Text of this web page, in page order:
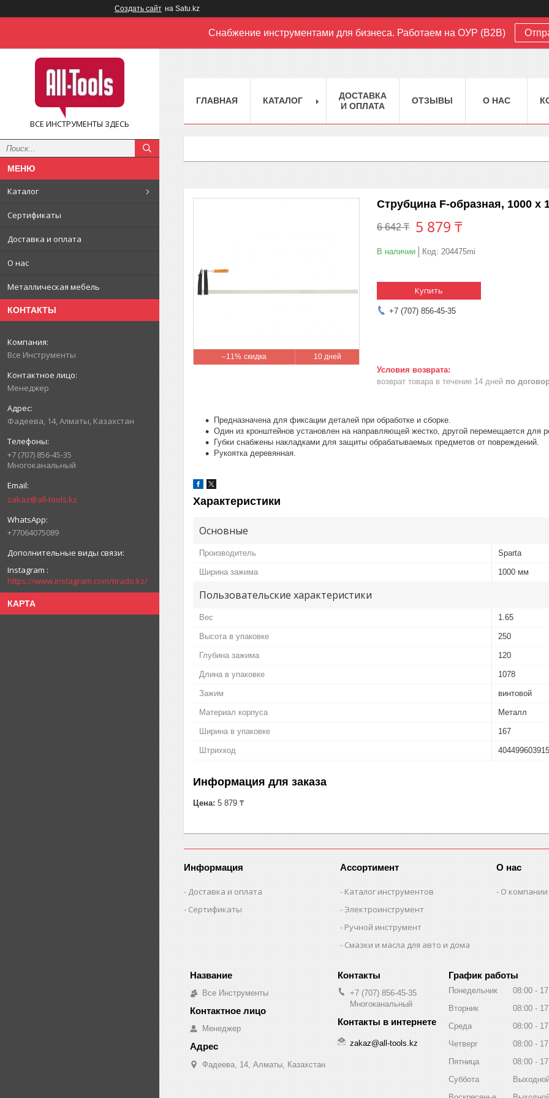
Создать сайт на Satu.kz
Снабжение инструментами для бизнеса. Работаем на ОУР (B2B)
ВСЕ ИНСТРУМЕНТЫ ЗДЕСЬ
Каталог
Сертификаты
Доставка и оплата
О нас
Металлическая мебель
КОНТАКТЫ
Все Инструменты
Менеджер
Фадеева, 14, Алматы, Казахстан
+7 (707) 856-45-35
Многоканальный
zakaz@all-tools.kz
+77064075089
Instagram
https://www.instagram.com/tirado.kz/
КАРТА
ГЛАВНАЯ КАТАЛОГ
ДОСТАВКА
И ОПЛАТА
ОТЗЫВЫ О НАС
–11% 10 дней
Струбцина F-образная, 1000 х
6 642 ₸ 5 879 ₸
В наличии Код: 204475mi
Купить
+7 (707) 856-45-35
возврат товара в течение 14 дней по
Предназначена для фиксации деталей при обработке и сборке.
Один из кронштейнов установлен на направляющей жестко, другой перемещается для
Губки снабжены накладками для защиты обрабатываемых предметов от повреждений.
Рукоятка деревянная.
Характеристики
Основные
Производитель Sparta
Ширина зажима 1000 мм
Пользовательские характеристики
Вес 1.65
Высота в упаковке 250
Глубина зажима 120
Длина в упаковке 1078
Зажим винтовой
Материал корпуса Металл
Ширина в упаковке 167
Штрихкод
Информация для заказа
Цена: 5 879 ₸
Информация
Доставка и оплата
Сертификаты
Ассортимент
Каталог инструментов
Электроинструмент
Ручной инструмент
Смазки и масла для авто и дома
О нас
О компании
Все Инструменты
Менеджер
Фадеева, 14, Алматы, Казахстан
+7 (707) 856-45-35
Многоканальный
zakaz@all-tools.kz
График работы
Понедельник 08:00
Вторник
08:00
Среда
08:00
Четверг
08:00
Пятница
08:00
Суббота